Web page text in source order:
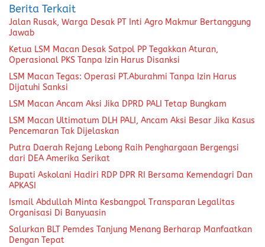
Berita Terkait
Jalan Rusak, Warga Desak PT Inti Agro Makmur Bertanggung
Jawab
Ketua LSM Macan Desak Satpol PP Tegakkan Aturan,
Operasional PKS Tanpa Izin Harus Disanksi
LSM Macan Tegas: Operasi PT.Aburahmi Tanpa Izin Harus
Dijatuhi Sanksi
LSM Macan Ancam Aksi Jika DPRD PALI Tetap Bungkam
LSM Macan Ultimatum DLH PALI, Ancam Aksi Besar Jika Kasus
Pencemaran Tak Dijelaskan
Putra Daerah Rejang Lebong Raih Penghargaan Bergengsi
dari DEA Amerika Serikat
Bupati Askolani Hadiri RDP DPR RI Bersama Kemendagri Dan
APKASI
Ismail Abdullah Minta Kesbangpol Transparan Legalitas
Organisasi Di Banyuasin
Salurkan BLT Pemdes Tanjung Menang Berharap Manfaatkan
Dengan Tepat